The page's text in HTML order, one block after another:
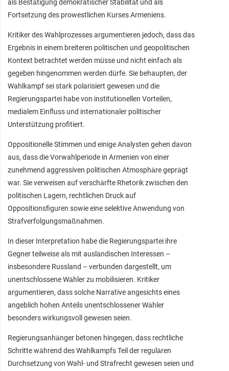
als Bestätigung demokratischer Stabilität und als
Fortsetzung des prowestlichen Kurses Armeniens.
Kritiker des Wahlprozesses argumentieren jedoch, dass das
Ergebnis in einem breiteren politischen und geopolitischen
Kontext betrachtet werden müsse und nicht einfach als
gegeben hingenommen werden dürfe. Sie behaupten, der
Wahlkampf sei stark polarisiert gewesen und die
Regierungspartei habe von institutionellen Vorteilen,
medialem Einfluss und internationaler politischer
Unterstützung profitiert.
Oppositionelle Stimmen und einige Analysten gehen davon
aus, dass die Vorwahlperiode in Armenien von einer
zunehmend aggressiven politischen Atmosphäre geprägt
war. Sie verweisen auf verschärfte Rhetorik zwischen den
politischen Lagern, rechtlichen Druck auf
Oppositionsfiguren sowie eine selektive Anwendung von
Strafverfolgungsmaßnahmen.
In dieser Interpretation habe die Regierungspartei ihre
Gegner teilweise als mit ausländischen Interessen –
insbesondere Russland – verbunden dargestellt, um
unentschlossene Wähler zu mobilisieren. Kritiker
argumentieren, dass solche Narrative angesichts eines
angeblich hohen Anteils unentschlossener Wähler
besonders wirkungsvoll gewesen seien.
Regierungsanhänger betonen hingegen, dass rechtliche
Schritte während des Wahlkampfs Teil der regulären
Durchsetzung von Wahl- und Strafrecht gewesen seien und